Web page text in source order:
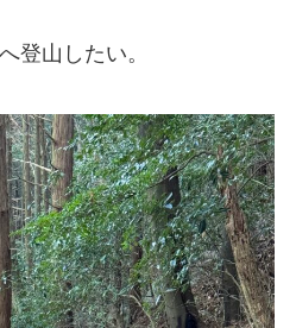
登山したい。